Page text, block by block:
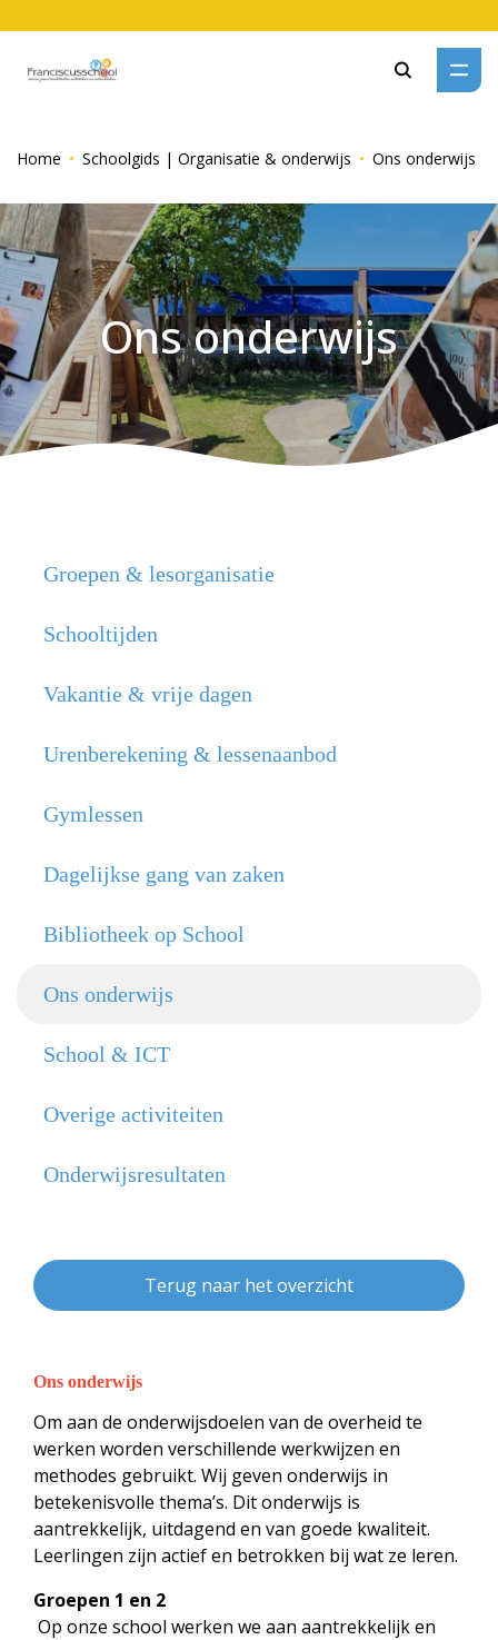
Zoeken
Home Schoolgids | Organisatie & onderwijs Ons onderwijs
Ons onderwijs
Groepen & lesorganisatie
Schooltijden
Vakantie & vrije dagen
Urenberekening & lessenaanbod
Gymlessen
Dagelijkse gang van zaken
Bibliotheek op School
Ons onderwijs
School & ICT
Overige activiteiten
Onderwijsresultaten
Terug naar het overzicht
Ons onderwijs
Om aan de onderwijsdoelen van de overheid te
werken worden verschillende werkwijzen en
methodes gebruikt. Wij geven onderwijs in
betekenisvolle thema’s. Dit onderwijs is
aantrekkelijk, uitdagend en van goede kwaliteit.
Leerlingen zijn actief en betrokken bij wat ze leren.
Groepen 1 en 2
Op onze school werken we aan aantrekkelijk en